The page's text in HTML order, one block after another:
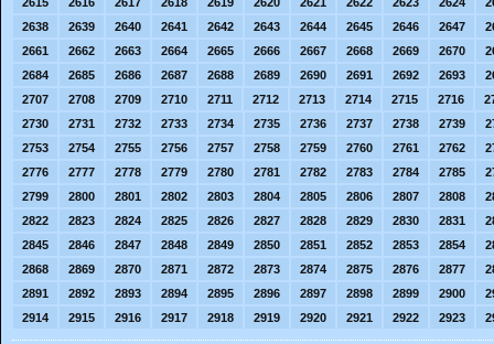
2638
2639 2640 2641 2642 2643 2644 2645 2646 2647
2661
2662 2663 2664 2665 2666 2667 2668 2669 2670
2684
2685 2686 2687 2688 2689 2690 2691 2692 2693
2707
2708 2709 2710 2711 2712 2713 2714 2715 2716
2730
2731 2732 2733 2734 2735 2736 2737 2738 2739
2753
2754 2755 2756 2757 2758 2759 2760 2761 2762
2776
2777 2778 2779 2780 2781 2782 2783 2784 2785
2799
2800 2801 2802 2803 2804 2805 2806 2807 2808
2822
2823 2824 2825 2826 2827 2828 2829 2830 2831
2845
2846 2847 2848 2849 2850 2851 2852 2853 2854
2868
2869 2870 2871 2872 2873 2874 2875 2876 2877
2891
2892 2893 2894 2895 2896 2897 2898 2899 2900
2914
2915 2916 2917 2918 2919 2920 2921 2922 2923